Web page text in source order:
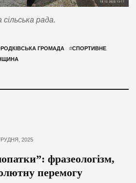
рада.
ГРОМАДА #СПОРТИВНЕ
2025
фразеологізм,
перемогу